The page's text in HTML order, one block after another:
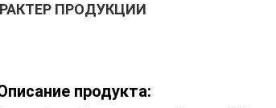
ПРОДУКЦИИ
продукта: